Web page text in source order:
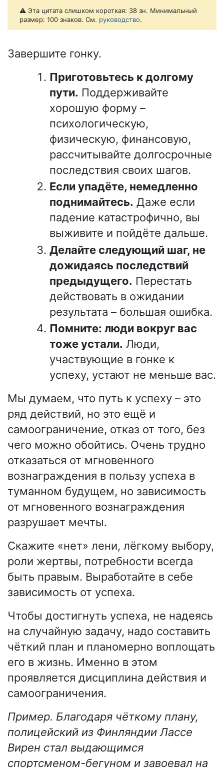
⚠️ Эта цитата слишком короткая: 38 зн. Минимальный
размер: 100 знаков. См. руководство.
Завершите гонку.
Приготовьтесь к долгому
пути. Поддерживайте
хорошую форму –
психологическую,
физическую, финансовую,
рассчитывайте долгосрочные
последствия своих шагов.
Если упадёте, немедленно
поднимайтесь. Даже если
падение катастрофично, вы
выживите и пойдёте дальше.
Делайте следующий шаг, не
дожидаясь последствий
предыдущего. Перестать
действовать в ожидании
результата – большая ошибка.
Помните: люди вокруг вас
тоже устали. Люди,
участвующие в гонке к
успеху, устают не меньше вас.
Мы думаем, что путь к успеху – это
ряд действий, но это ещё и
самоограничение, отказ от того, без
чего можно обойтись. Очень трудно
отказаться от мгновенного
вознаграждения в пользу успеха в
туманном будущем, но зависимость
от мгновенного вознаграждения
разрушает мечты.
Скажите «нет» лени, лёгкому выбору,
роли жертвы, потребности всегда
быть правым. Выработайте в себе
зависимость от успеха.
Чтобы достигнуть успеха, не надеясь
на случайную задачу, надо составить
чёткий план и планомерно воплощать
его в жизнь. Именно в этом
проявляется дисциплина действия и
самоограничения.
Пример. Благодаря чёткому плану,
полицейский из Финляндии Лассе
Вирен стал выдающимся
спортсменом-бегуном и завоевал на